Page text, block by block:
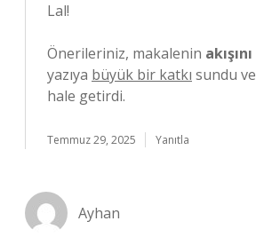
Lal!
Önerileriniz, makalenin akışını
yazıya büyük bir katkı sundu ve
hale getirdi.
Temmuz 29, 2025 Yanıtla
Ayhan